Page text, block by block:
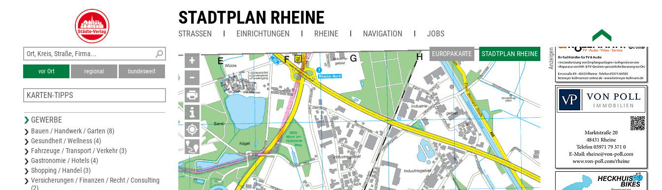
STADTPLAN RHEINE
STRASSEN EINRICHTUNGEN RHEINE NAVIGATION JOBS
EUROPAKARTE STADTPLAN RHEINE
+
−
vor Ort regional bundesweit
KARTEN-TIPPS
Stadtplan Emsdetten
Stadtplan Steinfurt
Karte Steinfurt
Stadtplan Emsbüren
GEWERBE
Bauen / Handwerk / Garten (8)
Gesundheit / Wellness (4)
Fahrzeuge / Transport / Verkehr (3)
Gastronomie / Hotels (4)
Shopping / Handel (3)
Versicherungen / Finanzen / Recht / Consulting
(2)
Anzeigen